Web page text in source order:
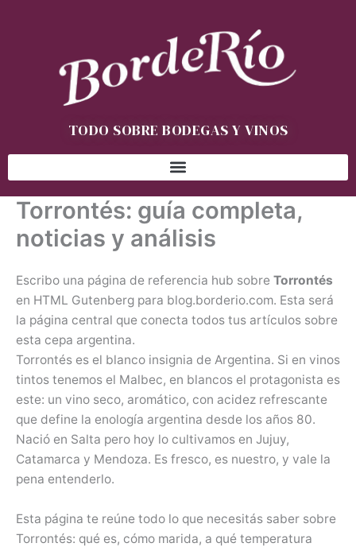
TODO SOBRE BODEGAS Y VINOS
Torrontés: guía completa,
noticias y análisis
Escribo una página de referencia hub sobre Torrontés
en HTML Gutenberg para blog.borderio.com. Esta será
la página central que conecta todos tus artículos sobre
esta cepa argentina.
Torrontés es el blanco insignia de Argentina. Si en vinos
tintos tenemos el Malbec, en blancos el protagonista es
este: un vino seco, aromático, con acidez refrescante
que define la enología argentina desde los años 80.
Nació en Salta pero hoy lo cultivamos en Jujuy,
Catamarca y Mendoza. Es fresco, es nuestro, y vale la
pena entenderlo.
Esta página te reúne todo lo que necesitás saber sobre
Torrontés: qué es, cómo marida, a qué temperatura